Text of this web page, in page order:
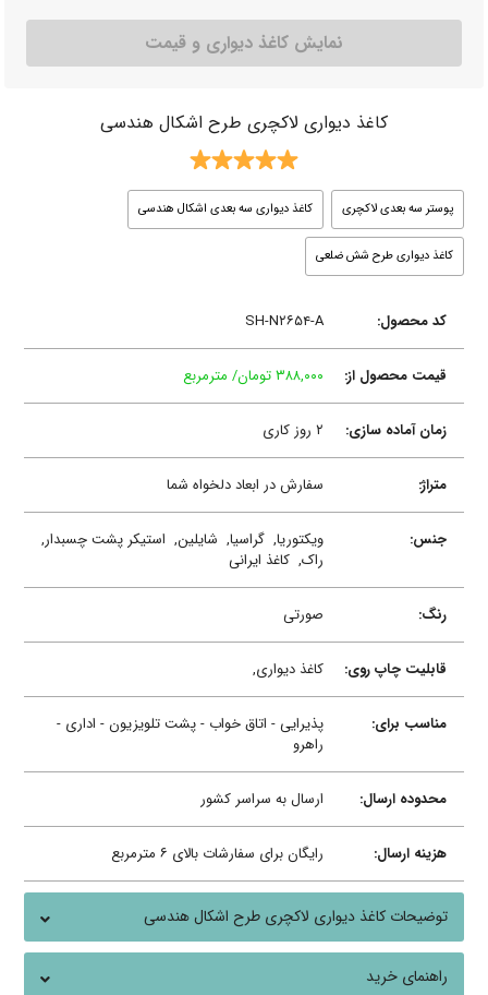
نمایش کاغذ دیواری و قیمت
کاغذ دیواری لاکچری طرح اشکال هندسی
پوستر سه بعدی لاکچری کاغذ دیواری سه بعدی اشکال هندسی
کاغذ دیواری طرح شش ضلعی
کد محصول: SH-N۲۶۵۴-A
قیمت محصول از: ۳۸۸,۰۰۰ تومان/ مترمربع
زمان آماده سازی: ۲ روز کاری
متراژ: سفارش در ابعاد دلخواه شما
جنس: ویکتوریا,گراسیا, شایلین, استیکر پشت چسبدار,
راک,کاغذ ایرانی
رنگ: صورتی
قابلیت چاپ روی: کاغذ دیواری,
مناسب برای:
پذیرایی - اتاق خواب - پشت تلویزیون - اداری -
راهرو
محدوده ارسال: ارسال به سراسر کشور
هزینه ارسال: رایگان برای سفارشات بالای ۶ مترمربع
توضیحات کاغذ دیواری لاکچری طرح اشکال هندسی
راهنمای خرید